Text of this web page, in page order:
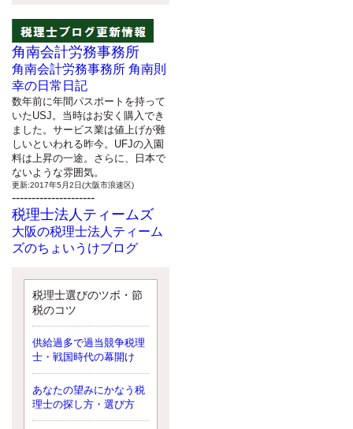
角南会計労務事務所
角南会計労務事務所 角南則
幸の日常日記
数年前に年間パスポートを持って
いたUSJ。当時はお安く購入でき
ました。サービス業は値上げが難
しいといわれる昨今。UFJの入園
料は上昇の一途。さらに、日本で
ないような雰囲気。
更新:2017年5月2日(大阪市浪速区)
---------------------
税理士法人ティームズ
大阪の税理士法人ティーム
ズのちょいうけブログ
なったことに気付いた、税理士の
北井です。寂しいです。 先日、テ
ィームズイベントとしてバーベキ
ップしようと思いましたが、そこ
はセンスある後のブロガーに任せ
ようと思います。
更新:2017年5月1日(大阪市北区)
---------------------
サクセス会計事務所
サクセス税理士のお役立ち
税理士選びのツボ・節
税のコツ
供給過多で過当競争税理
士・戦国時代の幕開け
あなたの望みにかなう税
理士の探し方・選び方